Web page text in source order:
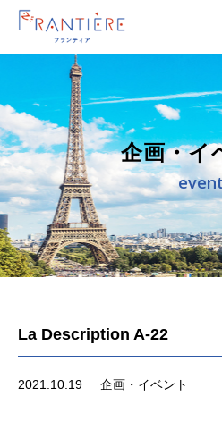
企画・イ
La Description A-22
2021.10.19 企画・イベント